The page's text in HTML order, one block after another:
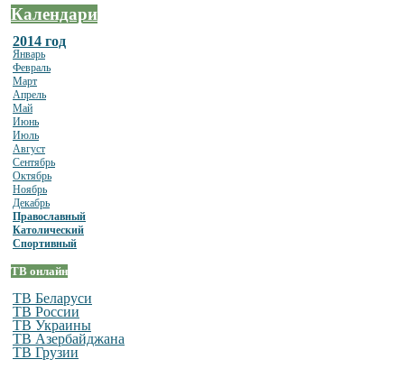
Календари
2014 год
Январь
Февраль
Март
Апрель
Май
Июнь
Июль
Август
Сентябрь
Октябрь
Ноябрь
Декабрь
Православный
Католический
Спортивный
TB онлайн
ТВ Беларуси
ТВ России
ТВ Украины
ТВ Азербайджана
ТВ Грузии